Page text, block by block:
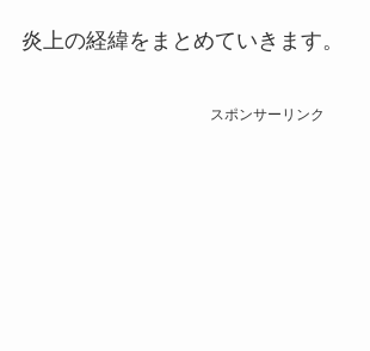
炎上の経緯をまとめていきます。
スポンサーリンク